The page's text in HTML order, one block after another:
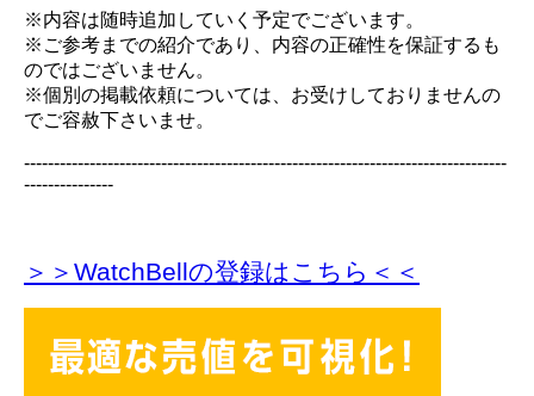
※内容は随時追加していく予定でございます。
※ご参考までの紹介であり、内容の正確性を保証するも
のではございません。
※個別の掲載依頼については、お受けしておりませんの
でご容赦下さいませ。
---------------------------------------------------------------------------------
---------------
＞＞WatchBellの登録はこちら＜＜